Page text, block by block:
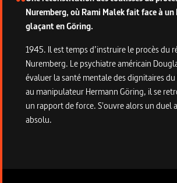
Nuremberg, où Rami Malek fait face à un
glaçant en Göring.
1945. Il est temps d’instruire le procès du
Nuremberg. Le psychiatre américain
évaluer la santé mentale des dignitaires du
au manipulateur Hermann Göring, il se
un rapport de force. S'ouvre alors un duel
absolu.